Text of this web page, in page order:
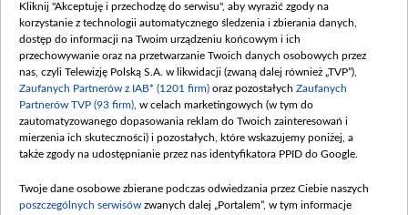
Procedura zgłoszeń wewnętrznych
Kliknij "Akceptuję i przechodzę do serwisu", aby wyrazić zgody na
korzystanie z technologii automatycznego śledzenia i zbierania danych,
dostęp do informacji na Twoim urządzeniu końcowym i ich
przechowywanie oraz na przetwarzanie Twoich danych osobowych przez
nas, czyli Telewizję Polską S.A. w likwidacji (zwaną dalej również „TVP”),
Zaufanych Partnerów z IAB* (1201 firm) oraz pozostałych Zaufanych
Partnerów TVP (93 firm) , w celach marketingowych (w tym do
zautomatyzowanego dopasowania reklam do Twoich zainteresowań i
mierzenia ich skuteczności) i pozostałych, które wskazujemy poniżej, a
także zgody na udostępnianie przez nas identyfikatora PPID do Google.
Twoje dane osobowe zbierane podczas odwiedzania przez Ciebie naszych
poszczególnych serwisów zwanych dalej „Portalem”, w tym informacje